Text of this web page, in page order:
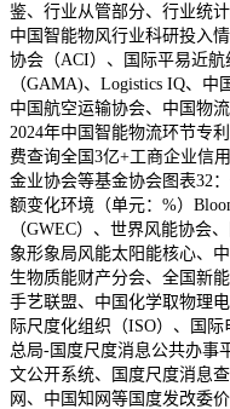
鉴、行业从管部分、行业统
中国智能物风行业科研投入
协会（ACI）、国际平易近
（GAMA)、Logistics IQ、中
中国航空运输协会、中国物
2024年中国智能物流环节专
费查询全国3亿+工商企业信
金业协会等基金协会图表32
额变化环境（单元：%）
（GWEC）、世界风能协会
象形象局风能太阳能核心、
生物质能财产分会、全国新
手艺联盟、中国化学取物理
际尺度化组织（ISO）、国
总局-国度尺度消息公共办事
文公开系统、国度尺度消息
网、中国知网等国度发改委